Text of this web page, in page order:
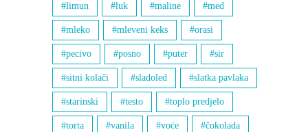
limun luk maline med
mleko mleveni keks orasi
pecivo posno puter sir
sitni kolači sladoled slatka pavlaka
starinski testo toplo predjelo
torta vanila voće čokolada